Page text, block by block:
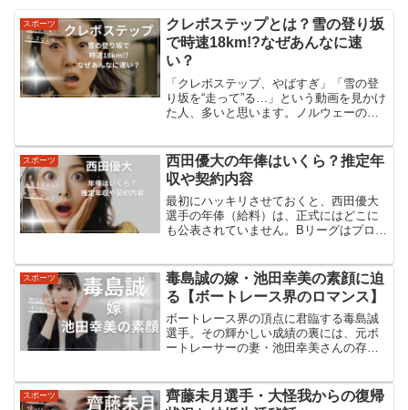
スポーツ
クレボステップとは？雪の登り坂
で時速18km!?なぜあんなに速
い？
「クレボステップ、やばすぎ」「雪の登
り坂を“走って”る…」という動画を見かけ
た人、多いと思います。ノルウェーのク
が、ミラノ・コルティナの2026 ...
スポーツ
西田優大の年俸はいくら？推定年
収や契約内容
最初にハッキリさせておくと、西田優大
選手の年俸（給料）は、正式にはどこに
も公表されていません。Bリーグはプロ野
基本的に非公表です。シーホース三河の
記者会見でも、「何年...
スポーツ
毒島誠の嫁・池田幸美の素顔に迫
る【ボートレース界のロマンス】
ボートレース界の頂点に君臨する毒島誠
選手。その輝かしい成績の裏には、元ボ
ートレーサーの妻・池田幸美さんの存在
支え続ける池田さん。二人の出会いから
現在の生活まで、知られざ...
スポーツ
齊藤未月選手・大怪我からの復帰